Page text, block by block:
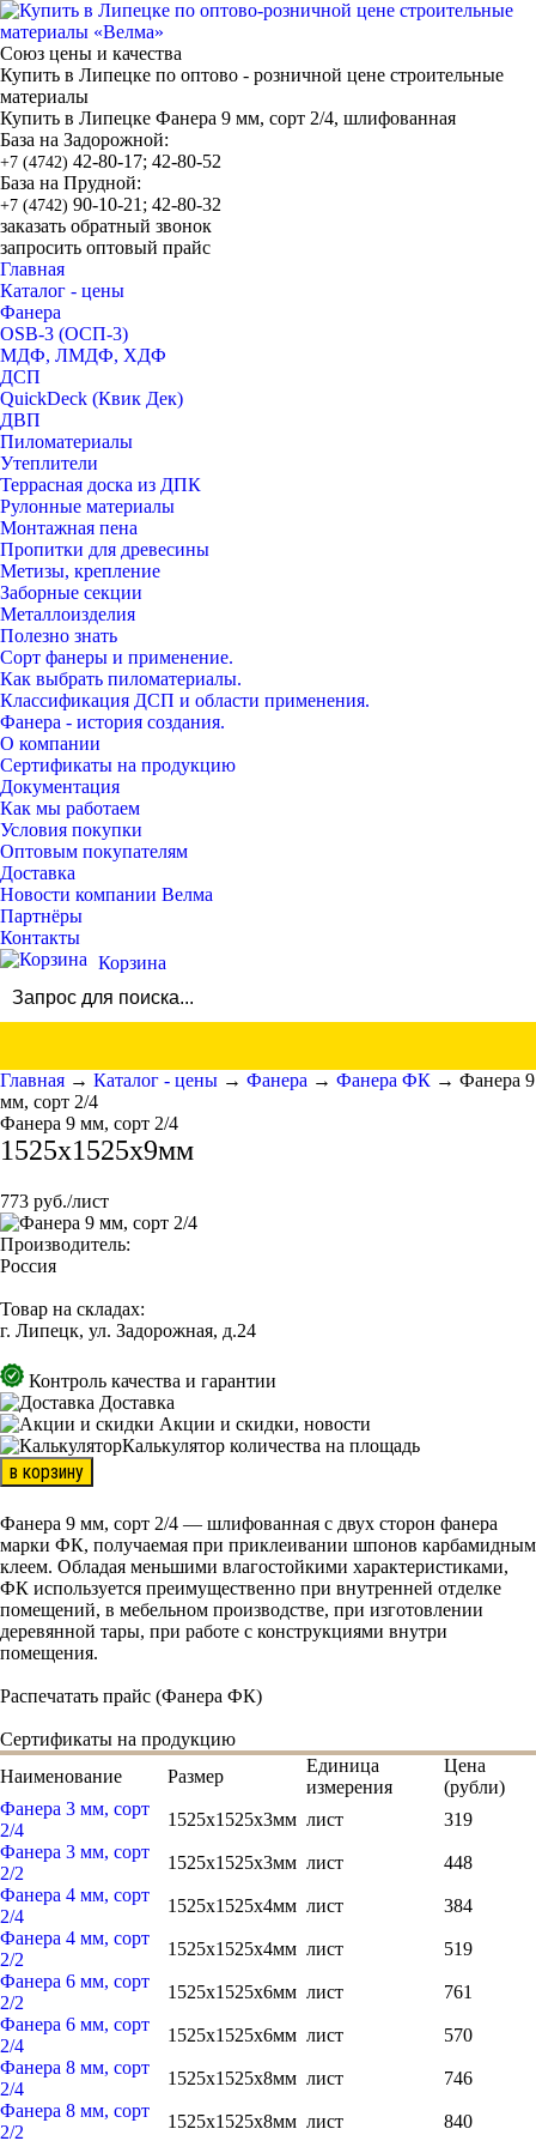
Союз цены и качества
Купить в Липецке по оптово - розничной цене строительные
материалы
Купить в Липецке Фанера 9 мм, сорт 2/4, шлифованная
База на Задорожной:
+7 (4742) 42-80-17; 42-80-52
База на Прудной:
+7 (4742) 90-10-21; 42-80-32
заказать обратный звонок
запросить оптовый прайс
Главная
Каталог - цены
Фанера
OSB-3 (ОСП-3)
МДФ, ЛМДФ, ХДФ
ДСП
QuickDeck (Квик Дек)
ДВП
Пиломатериалы
Утеплители
Террасная доска из ДПК
Рулонные материалы
Монтажная пена
Пропитки для древесины
Метизы, крепление
Заборные секции
Металлоизделия
Полезно знать
Сорт фанеры и применение.
Как выбрать пиломатериалы.
Классификация ДСП и области применения.
Фанера - история создания.
О компании
Сертификаты на продукцию
Документация
Как мы работаем
Условия покупки
Оптовым покупателям
Доставка
Новости компании Велма
Партнёры
Контакты
Корзина
Главная → Каталог - цены → Фанера → Фанера ФК → Фанера 9
мм, сорт 2/4
Фанера 9 мм, сорт 2/4
1525x1525x9мм
773 руб./лист
Производитель:
Россия
Товар на складах:
г. Липецк, ул. Задорожная, д.24
Контроль качества и гарантии
Доставка
Акции и скидки, новости
Калькулятор количества на площадь
в корзину
Фанера 9 мм, сорт 2/4 — шлифованная с двух сторон фанера
марки ФК, получаемая при приклеивании шпонов карбамидным
клеем. Обладая меньшими влагостойкими характеристиками,
ФК используется преимущественно при внутренней отделке
помещений, в мебельном производстве, при изготовлении
деревянной тары, при работе с конструкциями внутри
помещения.
Распечатать прайс (Фанера ФК)
Cертификаты на продукцию
Наименование
Размер
Единица
измерения
Цена
(рубли)
Фанера 3 мм, сорт
2/4
1525x1525x3мм лист
319
Фанера 3 мм, сорт
2/2
1525x1525x3мм лист
448
Фанера 4 мм, сорт
2/4
1525x1525x4мм лист
384
Фанера 4 мм, сорт
2/2
1525x1525x4мм лист
519
Фанера 6 мм, сорт
2/2
1525x1525x6мм лист
761
Фанера 6 мм, сорт
2/4
1525x1525x6мм лист
570
Фанера 8 мм, сорт
2/4
1525x1525x8мм лист
746
Фанера 8 мм, сорт
2/2
1525x1525x8мм лист
840